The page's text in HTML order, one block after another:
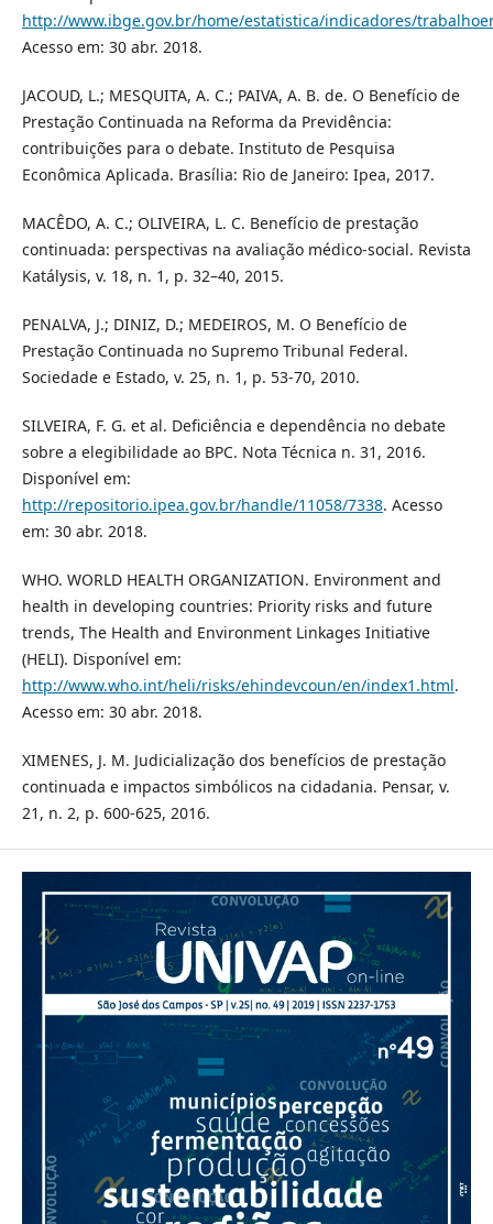
http://www.ibge.gov.br/home/estatistica/indicadores/
Acesso em: 30 abr. 2018.
JACOUD, L.; MESQUITA, A. C.; PAIVA, A. B. de. O Benefício de
Prestação Continuada na Reforma da Previdência:
contribuições para o debate. Instituto de Pesquisa
Econômica Aplicada. Brasília: Rio de Janeiro: Ipea, 2017.
MACÊDO, A. C.; OLIVEIRA, L. C. Benefício de prestação
continuada: perspectivas na avaliação médico-social. Revista
Katálysis, v. 18, n. 1, p. 32–40, 2015.
PENALVA, J.; DINIZ, D.; MEDEIROS, M. O Benefício de
Prestação Continuada no Supremo Tribunal Federal.
Sociedade e Estado, v. 25, n. 1, p. 53-70, 2010.
SILVEIRA, F. G. et al. Deficiência e dependência no debate
sobre a elegibilidade ao BPC. Nota Técnica n. 31, 2016.
Disponível em:
http://repositorio.ipea.gov.br/handle/11058/7338. Acesso
em: 30 abr. 2018.
WHO. WORLD HEALTH ORGANIZATION. Environment and
health in developing countries: Priority risks and future
trends, The Health and Environment Linkages Initiative
(HELI). Disponível em:
http://www.who.int/heli/risks/ehindevcoun/en/index1.html.
Acesso em: 30 abr. 2018.
XIMENES, J. M. Judicialização dos benefícios de prestação
continuada e impactos simbólicos na cidadania. Pensar, v.
21, n. 2, p. 600-625, 2016.